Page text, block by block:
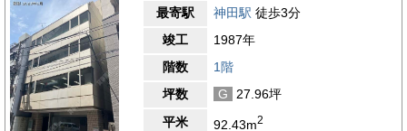
最寄駅 神田駅 徒歩3分
竣工
1987年
階数
1階
坪数
G
27.96坪
平米
92.43m2